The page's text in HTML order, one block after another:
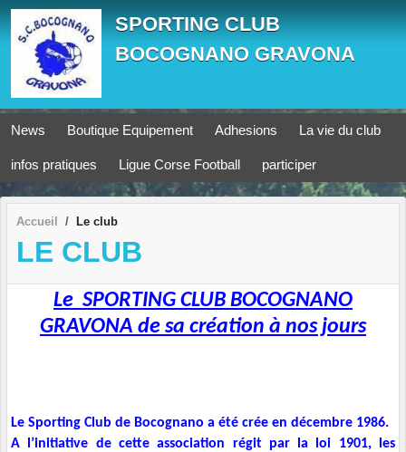
SPORTING CLUB
BOCOGNANO GRAVONA
News Boutique Equipement Adhesions La vie du club
infos pratiques Ligue Corse Football participer
Accueil Le club
LE CLUB
Le SPORTING CLUB BOCOGNANO
GRAVONA de sa création à nos jours
Le Sporting Club de Bocognano a été crée en décembre 1986.
A l’initiative de cette association régit par la loi 1901, les
Panneau de gestion des cookies